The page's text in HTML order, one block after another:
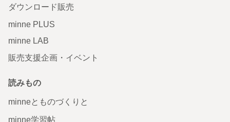
ダウンロード販売
minne PLUS
minne LAB
販売支援企画・イベント
読みもの
minneとものづくりと
minne学習帖